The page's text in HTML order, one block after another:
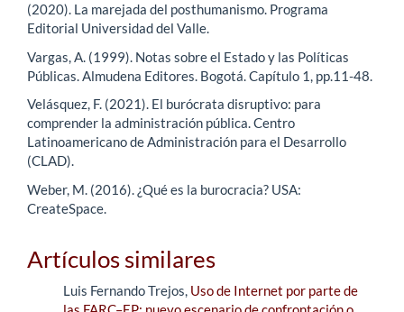
(2020). La marejada del posthumanismo. Programa
Editorial Universidad del Valle.
Vargas, A. (1999). Notas sobre el Estado y las Políticas
Públicas. Almudena Editores. Bogotá. Capítulo 1, pp.11-48.
Velásquez, F. (2021). El burócrata disruptivo: para
comprender la administración pública. Centro
Latinoamericano de Administración para el Desarrollo
(CLAD).
Weber, M. (2016). ¿Qué es la burocracia? USA:
CreateSpace.
Artículos similares
Luis Fernando Trejos, Uso de Internet por parte de